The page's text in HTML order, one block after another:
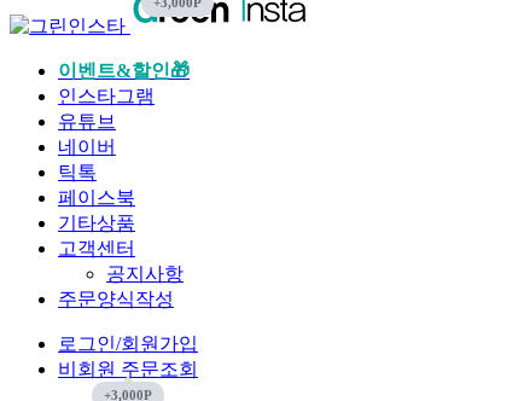
이벤트&할인🎁
인스타그램
유튜브
네이버
틱톡
페이스북
기타상품
고객센터
공지사항
주문양식작성
로그인/회원가입
비회원 주문조회